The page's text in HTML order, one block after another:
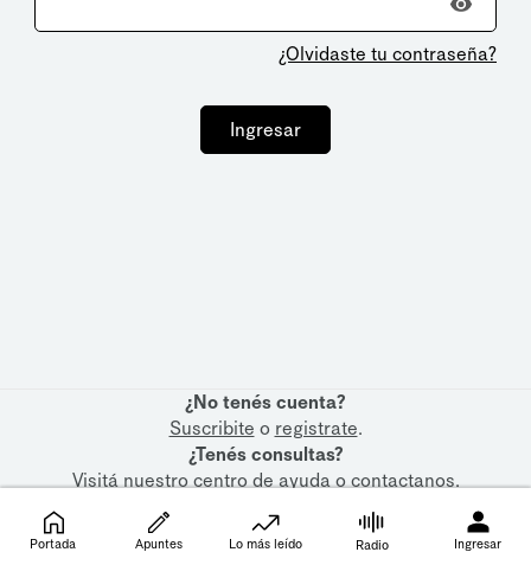
¿Olvidaste tu contraseña?
Ingresar
¿No tenés cuenta?
Suscribite o registrate.
¿Tenés consultas?
Visitá nuestrocentro de ayudaocontactanos.
Portada Apuntes Lo más leído Radio Ingresar